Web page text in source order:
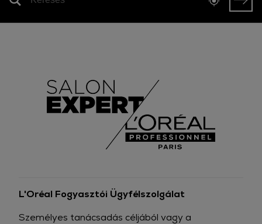
L'Oréal Fogyasztói Ügyfélszolgálat
Személyes tanácsadás céljából vagy a